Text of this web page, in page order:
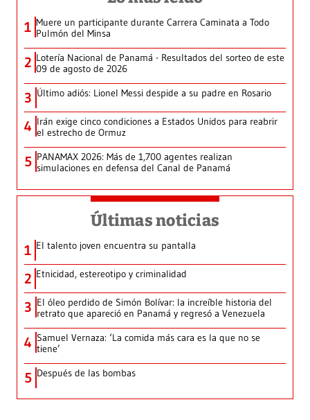
1 Muere un participante durante Carrera Caminata a Todo
Pulmón del Minsa
2 Lotería Nacional de Panamá - Resultados del sorteo de este
09 de agosto de 2026
3 Último adiós: Lionel Messi despide a su padre en Rosario
4 Irán exige cinco condiciones a Estados Unidos para reabrir
el estrecho de Ormuz
5 PANAMAX 2026: Más de 1,700 agentes realizan
simulaciones en defensa del Canal de Panamá
Últimas noticias
1 El talento joven encuentra su pantalla​
2 Etnicidad, estereotipo y criminalidad
3 El óleo perdido de Simón Bolívar: la increíble historia del
retrato que apareció en Panamá y regresó a Venezuela
4 Samuel Vernaza: ‘La comida más cara es la que no se
tiene’
5 Después de las bombas